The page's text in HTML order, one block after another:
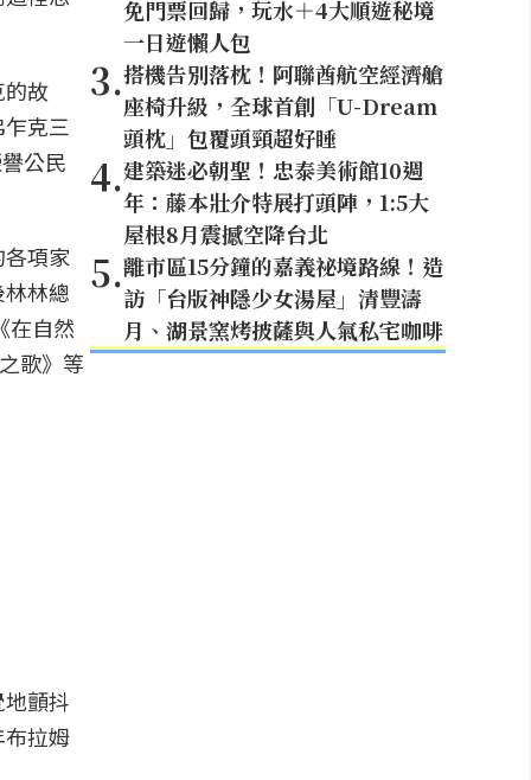
故
克三
公民
項家
林總
在自然
歌》等
顫抖
拉姆
免門票回歸，玩水＋4大順遊秘境
一日遊懶人包
3.搭機告別落枕！阿聯酋航空經濟艙
座椅升級，全球首創「U-Dream
頭枕」包覆頭頸超好睡
4.建築迷必朝聖！忠泰美術館10週
年：藤本壯介特展打頭陣，1:5大
屋根8月震撼空降台北
5.離市區15分鐘的嘉義祕境路線！造
訪「台版神隱少女湯屋」清豐濤
月、湖景窯烤披薩與人氣私宅咖啡